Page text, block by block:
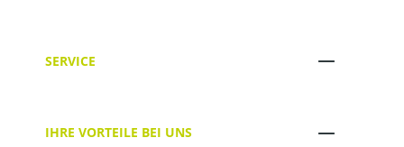
SERVICE
IHRE VORTEILE BEI UNS